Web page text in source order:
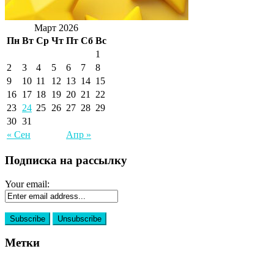
Март 2026
Пн Вт Ср Чт Пт Сб Вс
« Сен Апр »
1
2
3 4 5 6 7
8
9
10 11 12 13 14 15
16 17 18 19 20 21
22
23 24 25 26 27 28 29
30 31
Подписка на рассылку
Your email:
Метки